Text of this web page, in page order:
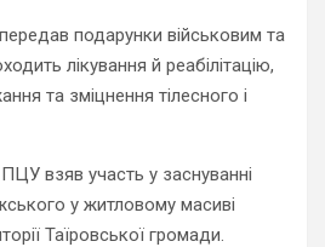
подарунки військовим та
лікування й реабілітацію,
та зміцнення тілесного і
взяв участь у заснуванні
у житловому масиві
Таїровської громади.